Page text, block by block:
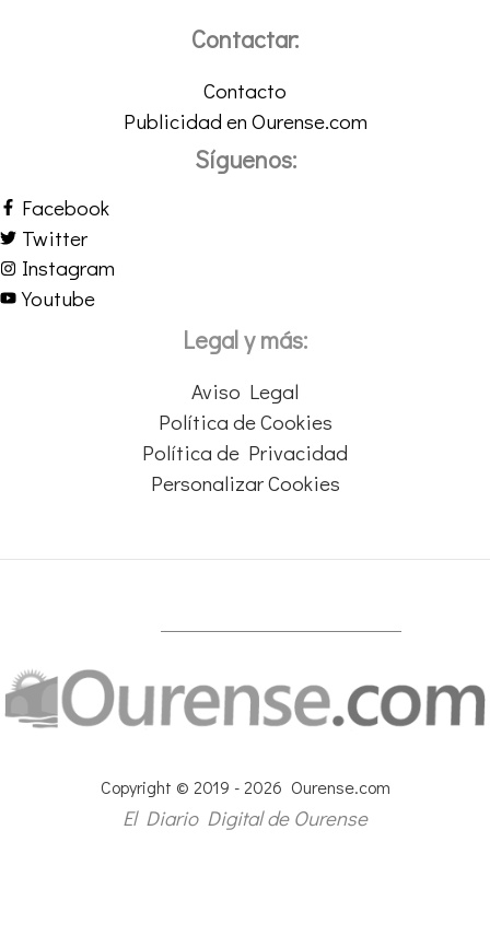
Contactar:
Contacto
Publicidad en Ourense.com
Síguenos:
Facebook
Twitter
Instagram
Youtube
Legal y más:
Aviso Legal
Política de Cookies
Política de Privacidad
Personalizar Cookies
Copyright © 2019 - 2026 Ourense.com
El Diario Digital de Ourense